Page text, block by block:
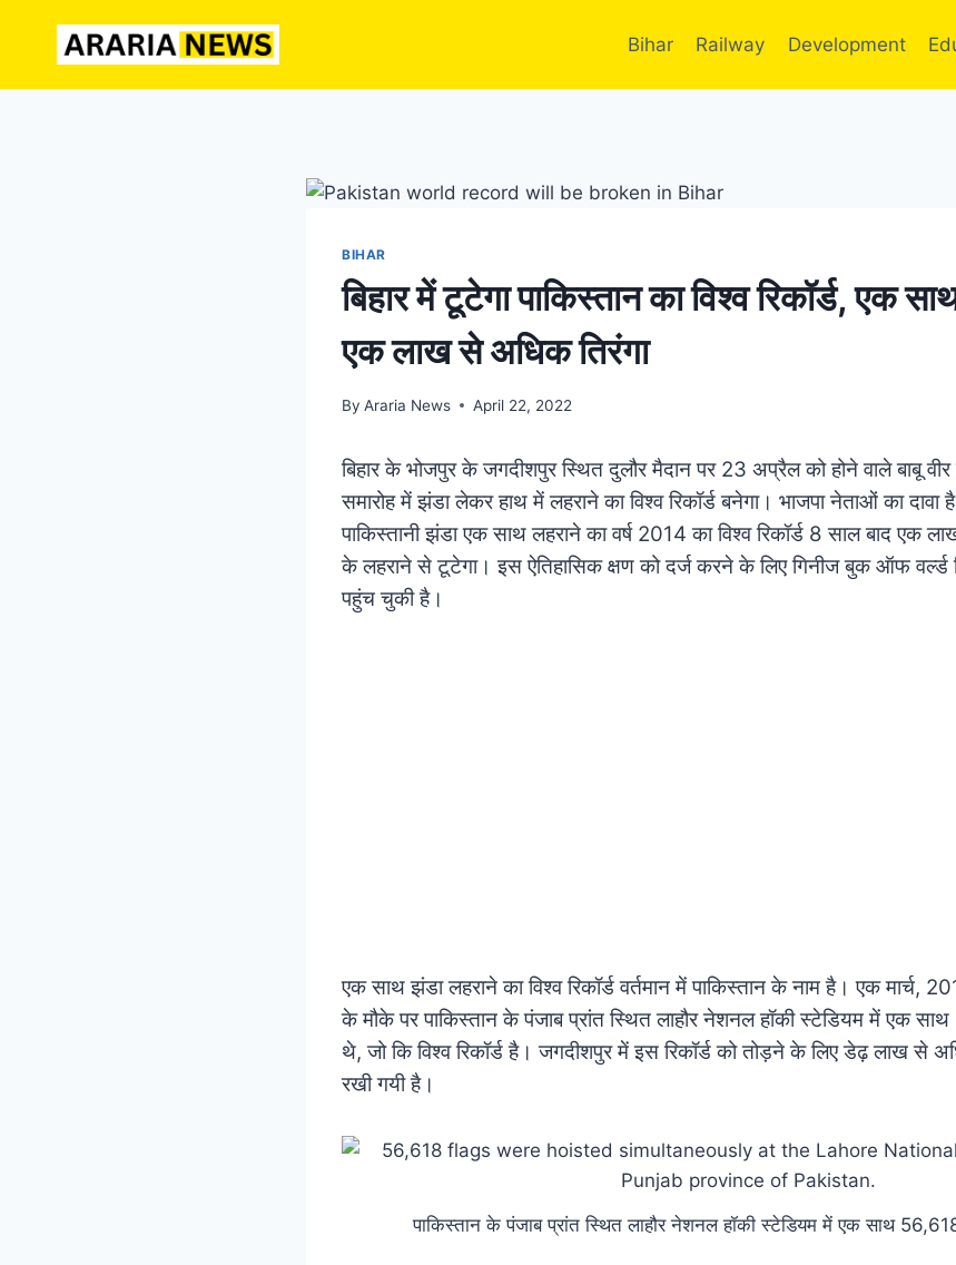
Bihar Railway Development
BIHAR
बिहार में टूटेगा पाकिस्तान का विश्व रिकॉर्ड, एक
एक लाख से अधिक तिरंगा
By Araria News April 22, 2022
बिहार के भोजपुर के जगदीशपुर स्थित दुलौर मैदान पर 23 अप्रैल को होने वाले बाबू
समारोह में झंडा लेकर हाथ में लहराने का विश्व रिकॉर्ड बनेगा। भाजपा नेताओं का दावा
पाकिस्तानी झंडा एक साथ लहराने का वर्ष 2014 का विश्व रिकॉर्ड 8 साल बाद एक
के लहराने से टूटेगा। इस ऐतिहासिक क्षण को दर्ज करने के लिए गिनीज बुक ऑफ वर्ल्ड
पहुंच चुकी है।
एक साथ झंडा लहराने का विश्व रिकॉर्ड वर्तमान में पाकिस्तान के नाम है। एक मार्च,
के मौके पर पाकिस्तान के पंजाब प्रांत स्थित लाहौर नेशनल हॉकी स्टेडियम में एक
थे, जो कि विश्व रिकॉर्ड है। जगदीशपुर में इस रिकॉर्ड को तोड़ने के लिए डेढ़ लाख से
रखी गयी है।
पाकिस्तान के पंजाब प्रांत स्थित लाहौर नेशनल हॉकी स्टेडियम में एक साथ